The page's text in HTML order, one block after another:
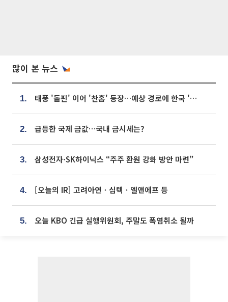
많이 본 뉴스
1. 태풍 '돌핀' 이어 '찬홈' 등장…예상 경로에 한국 '한숨'
2. 급등한 국제 금값…국내 금시세는?
3. 삼성전자·SK하이닉스 “주주 환원 강화 방안 마련”
4. [오늘의 IR] 고려아연ㆍ심텍ㆍ엘앤에프 등
5. 오늘 KBO 긴급 실행위원회, 주말도 폭염취소 될까